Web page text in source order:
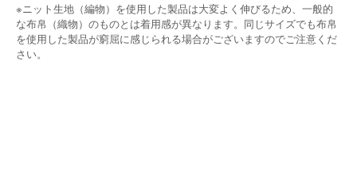
※ニット生地（編物）を使用した製品は大変よく伸びるため、一般的
な布帛（織物）のものとは着用感が異なります。同じサイズでも布帛
を使用した製品が窮屈に感じられる場合がございますのでご注意くだ
さい。